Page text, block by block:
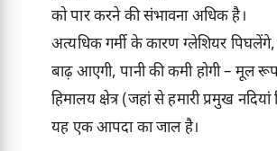
को पार करने की संभावना अधिक है।
अत्यधिक गर्मी के कारण ग्लेशियर
बाढ़ आएगी, पानी की कमी होगी – मूल
हिमालय क्षेत्र (जहां से हमारी प्रमुख
यह एक आपदा का जाल है।